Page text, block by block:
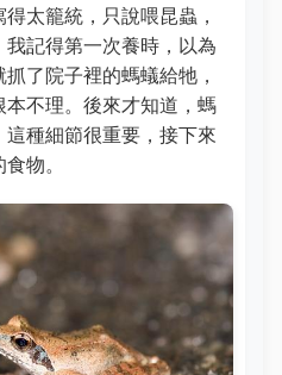
太籠統，只說喂昆蟲，
記得第一次養時，以為
了院子裡的螞蟻給牠，
不理。後來才知道，螞
種細節很重要，接下來
物。